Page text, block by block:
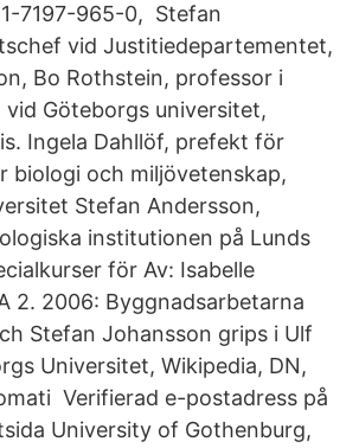
7197-965-0, Stefan
vid Justitiedepartementet,
Bo Rothstein, professor i
Göteborgs universitet,
Ingela Dahllöf, prefekt för
biologi och miljövetenskap,
Stefan Andersson,
institutionen på Lunds
för Av: Isabelle
2. 2006: Byggnadsarbetarna
Stefan Johansson grips i Ulf
Universitet, Wikipedia, DN,
Verifierad e-postadress på
University of Gothenburg,